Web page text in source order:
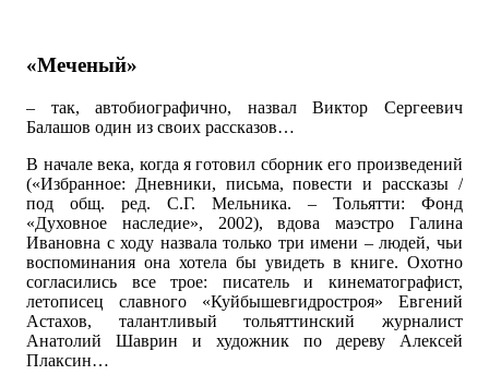
«Меченый»
– так, автобиографично, назвал Виктор Сергеевич
Балашов один из своих рассказов…
В начале века, когда я готовил сборник его произведений
(«Избранное: Дневники, письма, повести и рассказы /
под общ. ред. С.Г. Мельника. – Тольятти: Фонд
«Духовное наследие», 2002), вдова маэстро Галина
Ивановна с ходу назвала только три имени – людей, чьи
воспоминания она хотела бы увидеть в книге. Охотно
согласились все трое: писатель и кинематографист,
летописец славного «Куйбышевгидростроя» Евгений
Астахов, талантливый тольяттинский журналист
Анатолий Шаврин и художник по дереву Алексей
Плаксин…